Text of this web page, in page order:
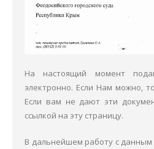
На настоящий момент
электронно. Если Нам можно,
Если вам не дают эти
ссылкой на эту страницу.
В дальнейшем работу с